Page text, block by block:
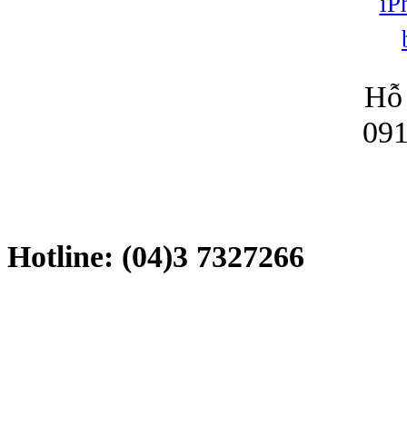
Hotline: (04)3 7327266